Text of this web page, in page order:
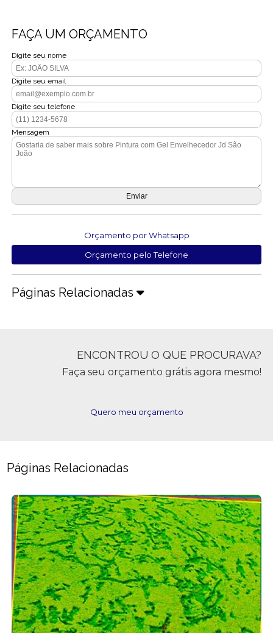
FAÇA UM ORÇAMENTO
Digite seu nome
Digite seu email
Digite seu telefone
Mensagem
Orçamento por Whatsapp
Orçamento pelo Telefone
Páginas Relacionadas
ENCONTROU O QUE PROCURAVA?
Faça seu orçamento grátis agora mesmo!
Quero meu orçamento
Páginas Relacionadas